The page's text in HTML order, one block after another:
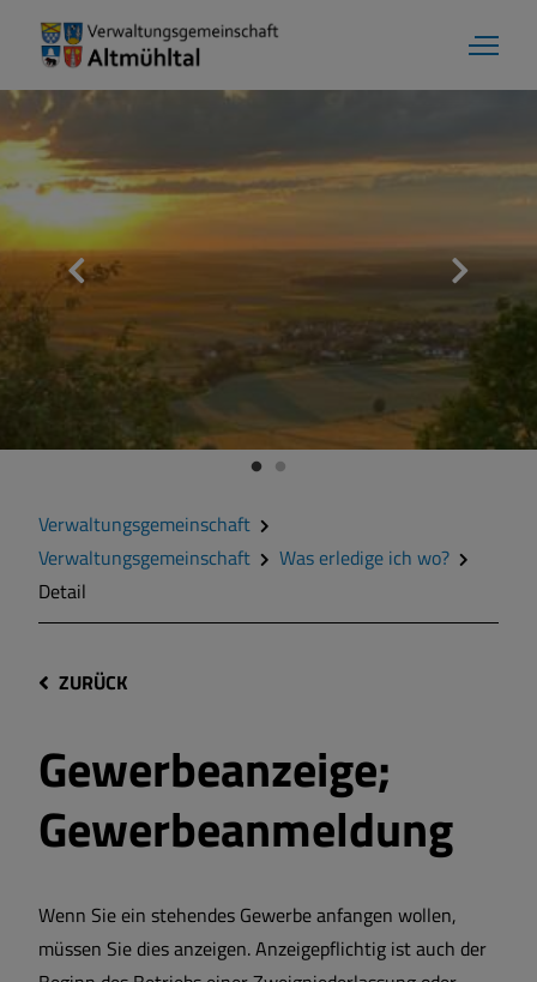
Verwaltungsgemeinschaft
Verwaltungsgemeinschaft
Was erledige ich wo?
Detail
ZURÜCK
Gewerbeanzeige;
Gewerbeanmeldung
Wenn Sie ein stehendes Gewerbe anfangen wollen,
müssen Sie dies anzeigen. Anzeigepflichtig ist auch der